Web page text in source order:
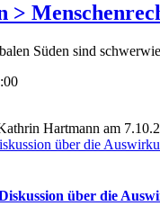
>
Süden sind
über die
über die